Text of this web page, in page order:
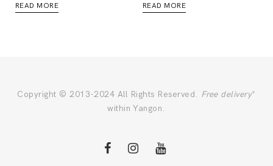
READ MORE READ MORE
Copyright © 2013-2024 All Rights Reserved. Free delivery*
within Yangon.